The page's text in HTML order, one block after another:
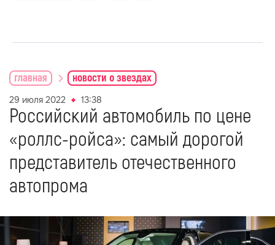
главная новости о звездах
29 июля 2022 13:38
Российский автомобиль по цене
«роллс-ройса»: самый дорогой
представитель отечественного
автопрома